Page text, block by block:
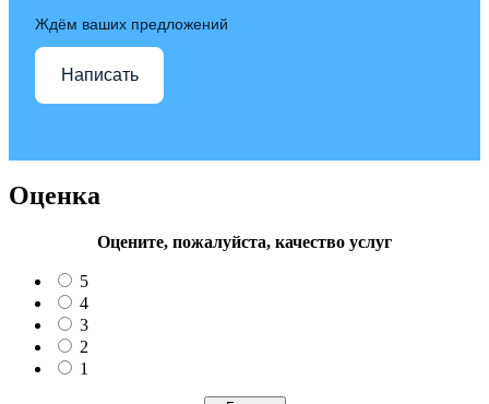
Ждём ваших предложений
Написать
Оценка
Оцените, пожалуйста, качество услуг
5
4
3
2
1